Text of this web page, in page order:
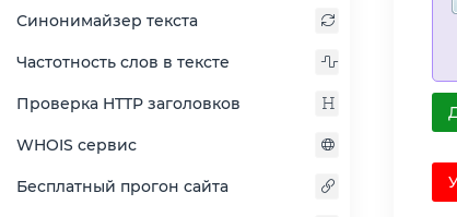
Синонимайзер текста
Частотность слов в тексте
Проверка HTTP заголовков
WHOIS сервис
Бесплатный прогон сайта